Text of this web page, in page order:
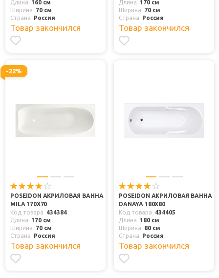
Длина
160 см
Ширина
70 см
Страна
Россия
Товар закончился
Длина
170 см
Ширина
70 см
Страна
Россия
Товар закончился
-22%
POSEIDON АКРИЛОВАЯ ВАННА
MILA 170X70
Код товара
434384
Длина
170 см
Ширина
70 см
Страна
Россия
Товар закончился
POSEIDON АКРИЛОВАЯ ВАННА
DANAYA 180X80
Код товара
434405
Длина
180 см
Ширина
80 см
Страна
Россия
Товар закончился